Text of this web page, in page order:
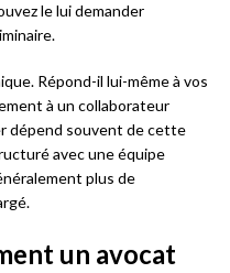
le lui demander
Répond-il lui-même à vos
à un collaborateur
dépend souvent de cette
avec une équipe
plus de
un avocat